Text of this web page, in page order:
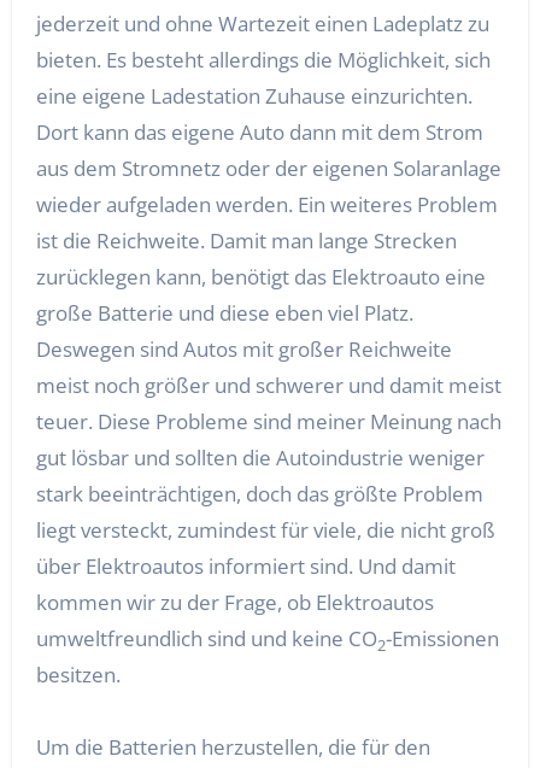
jederzeit und ohne Wartezeit einen Ladeplatz zu
bieten. Es besteht allerdings die Möglichkeit, sich
eine eigene Ladestation Zuhause einzurichten.
Dort kann das eigene Auto dann mit dem Strom
aus dem Stromnetz oder der eigenen Solaranlage
wieder aufgeladen werden. Ein weiteres Problem
ist die Reichweite. Damit man lange Strecken
zurücklegen kann, benötigt das Elektroauto eine
große Batterie und diese eben viel Platz.
Deswegen sind Autos mit großer Reichweite
meist noch größer und schwerer und damit meist
teuer. Diese Probleme sind meiner Meinung nach
gut lösbar und sollten die Autoindustrie weniger
stark beeinträchtigen, doch das größte Problem
liegt versteckt, zumindest für viele, die nicht groß
über Elektroautos informiert sind. Und damit
kommen wir zu der Frage, ob Elektroautos
umweltfreundlich sind und keine CO2-Emissionen
besitzen.
Um die Batterien herzustellen, die für den